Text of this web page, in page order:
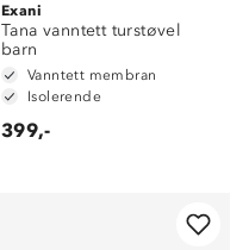
Exani
Tana vanntett turstøvel
barn
Vanntett membran
Isolerende
399,-